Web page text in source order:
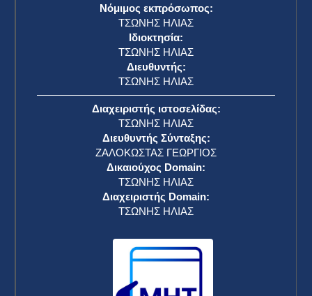
Νόμιμος εκπρόσωπος:
ΤΣΩΝΗΣ ΗΛΙΑΣ
Ιδιοκτησία:
ΤΣΩΝΗΣ ΗΛΙΑΣ
Διευθυντής:
ΤΣΩΝΗΣ ΗΛΙΑΣ
Διαχειριστής ιστοσελίδας:
ΤΣΩΝΗΣ ΗΛΙΑΣ
Διευθυντής Σύνταξης:
ΖΑΛΟΚΩΣΤΑΣ ΓΕΩΡΓΙΟΣ
Δικαιούχος Domain:
ΤΣΩΝΗΣ ΗΛΙΑΣ
Διαχειριστής Domain:
ΤΣΩΝΗΣ ΗΛΙΑΣ